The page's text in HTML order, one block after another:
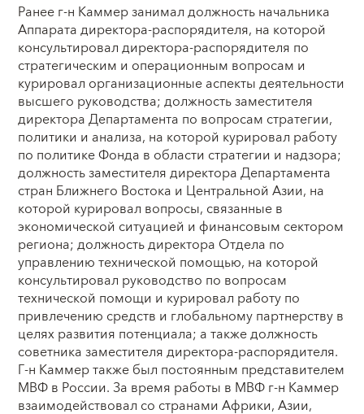
Ранее г-н Каммер занимал должность начальника
Аппарата директора-распорядителя, на которой
консультировал директора-распорядителя по
стратегическим и операционным вопросам и
курировал организационные аспекты деятельности
высшего руководства; должность заместителя
директора Департамента по вопросам стратегии,
политики и анализа, на которой курировал работу
по политике Фонда в области стратегии и надзора;
должность заместителя директора Департамента
стран Ближнего Востока и Центральной Азии, на
которой курировал вопросы, связанные в
экономической ситуацией и финансовым сектором
региона; должность директора Отдела по
управлению технической помощью, на которой
консультировал руководство по вопросам
технической помощи и курировал работу по
привлечению средств и глобальному партнерству в
целях развития потенциала; а также должность
советника заместителя директора-распорядителя.
Г-н Каммер также был постоянным представителем
МВФ в России. За время работы в МВФ г-н Каммер
взаимодействовал со странами Африки, Азии,